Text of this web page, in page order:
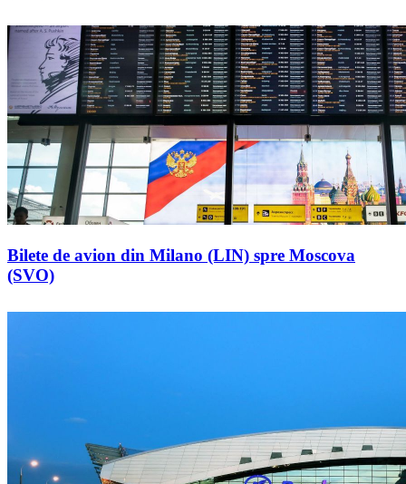
Bilete de avion din Milano (LIN) spre Moscova
(SVO)